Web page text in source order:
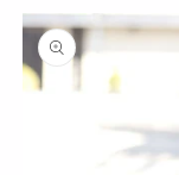
商品情
報にス
キップ